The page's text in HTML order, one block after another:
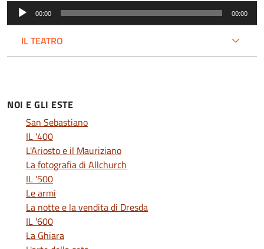
Audio
Player
00:00 00:00
IL TEATRO
NOI E GLI ESTE
San Sebastiano
IL '400
L'Ariosto e il Mauriziano
La fotografia di Allchurch
IL '500
Le armi
La notte e la vendita di Dresda
IL '600
La Ghiara